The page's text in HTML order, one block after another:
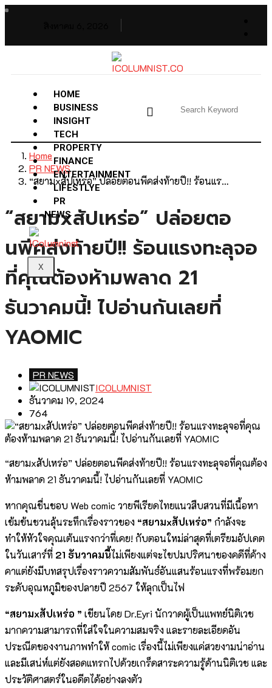
HOME
BUSINESS
INSIGHT
TECH
PROPERTY
FINANCE
ENTERTAINMENT
LIFESTLYE
PR
NEWS
X
Home
PR NEWS
“สยามxสัปเหร่อ” ปล่อยตอนพีคส่งท้ายปี!! ร้อนแร…
“สยามxสัปเหร่อ” ปล่อยตอ
นพีคส่งท้ายปี!! ร้อนแรงทะลุจอ
ที่คุณต้องห้ามพลาด 21
ธันวาคมนี้! ไปอ่านกันเลยที่
YAOMIC
PR NEWS
ICOLUMNIST
ธันวาคม 19, 2024
764
“สยามxสัปเหร่อ” ปล่อยตอนพีคส่งท้ายปี!! ร้อนแรงทะลุจอที่คุณต้อง
ห้ามพลาด 21 ธันวาคมนี้! ไปอ่านกันเลยที่ YAOMIC
หากคุณชื่นชอบ Web comic วายพีเรียดไทยแนวสืบสวนที่มีเนื้อหา
เข้มข้นชวนลุ้นระทึกเรื่องราวของ “สยามxสัปเหร่อ” กำลังจะ
ทำให้หัวใจคุณเต้นแรงกว่าที่เคย! กับตอนใหม่ล่าสุดที่เตรียมอัปเดต
ในวันเสาร์ที่ 21 ธันวาคมนี้ไม่เพียงแต่จะไขปมปริศนาของคดีที่ค้าง
คาแต่ยังมีบทสรุปเรื่องราวความสัมพันธ์อันแสนร้อนแรงที่พร้อมยก
ระดับอุณหภูมิของปลายปี 2567 ให้ลุกเป็นไฟ
“สยามxสัปเหร่อ ” เขียนโดย Dr.Eyri นักวาดผู้เป็นแพทย์นิติเวช
มากความสามารถที่ใส่ใจในความสมจริง และรายละเอียดอัน
ประณีตของงานภาพทำให้ comic เรื่องนี้ไม่เพียงแค่สวยงามน่าอ่าน
และมีเสน่ห์แต่ยังสอดแทรกไปด้วยเกร็ดสาระความรู้ด้านนิติเวช และ
ประวัติศาสตร์ในอดีตได้อย่างลงตัว